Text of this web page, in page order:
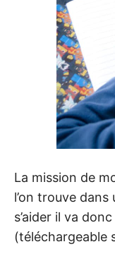
La mission de
l’on trouve
s’aider il va
(téléchargeable